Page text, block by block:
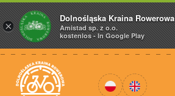
×
Dolnośląska Kraina Rowerowa
Amistad sp. z o.o.
kostenlos - In Google Play